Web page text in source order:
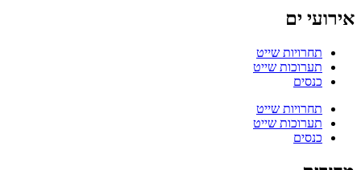
אירועי ים
תחרויות שייט
תערוכות שייט
כנסים
תחרויות שייט
תערוכות שייט
כנסים